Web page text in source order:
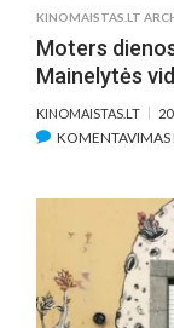
KINOMAISTAS.LT
Moters
Mainelytės
KINOMAISTAS.LT
KOMENTAVIMAS